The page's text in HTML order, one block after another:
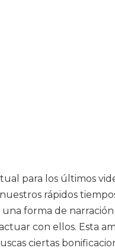
para los últimos
rápidos
forma de
con ellos. Esta
ciertas